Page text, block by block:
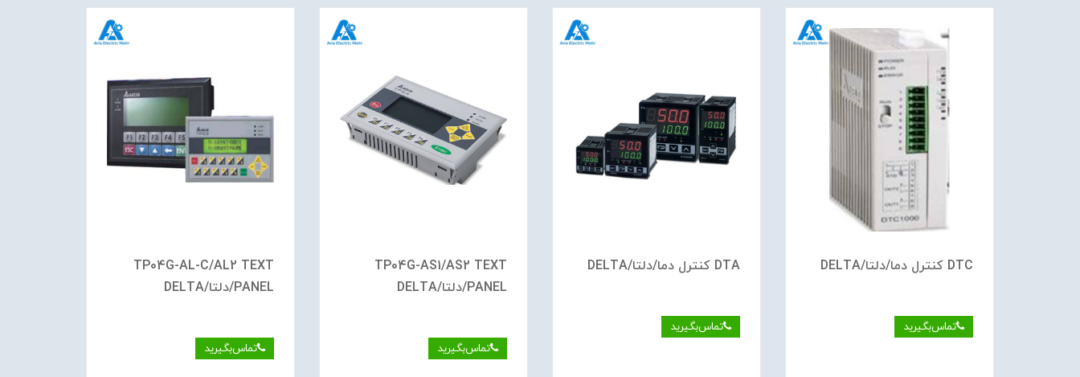
DTC کنترل دما/دلتا/DELTA
تماس‌بگیرید
DTA کنترل دما/دلتا/DELTA
تماس‌بگیرید
TP04G-AS1/AS2 TEXT
PANEL/دلتا/DELTA
تماس‌بگیرید
TP04G-AL-C/AL2 TEXT
PANEL/دلتا/DELTA
تماس‌بگیرید